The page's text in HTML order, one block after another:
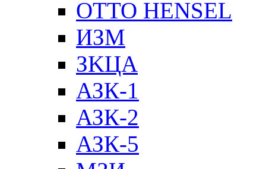
OTTO HENSEL
ИЗМ
ЗKЦA
АЗК-1
АЗК-2
АЗК-5